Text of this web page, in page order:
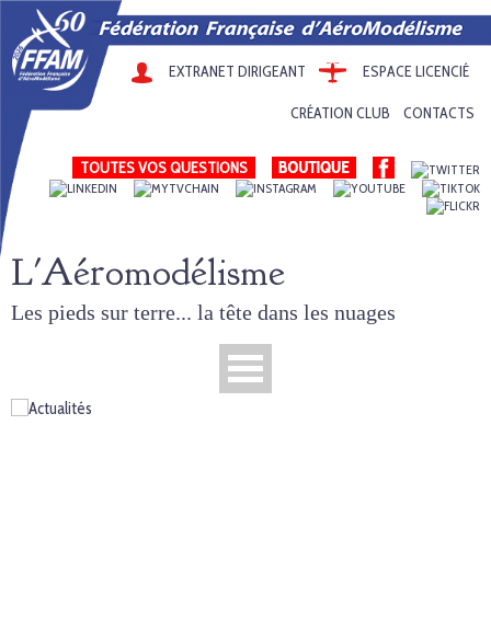
EXTRANET DIRIGEANT ESPACE LICENCIÉ
CRÉATION CLUB CONTACTS
TOUTES VOS QUESTIONS
L'Aéromodélisme
Les pieds sur terre... la tête dans les nuages